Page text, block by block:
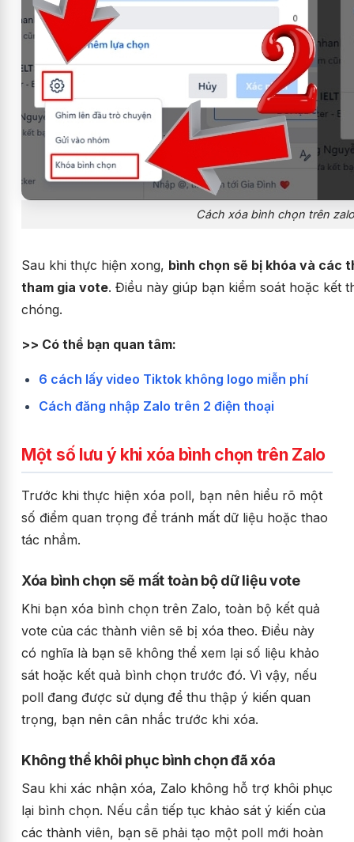
Cách xóa bình chọn trên
Sau khi thực hiện xong, bình chọn sẽ bị khóa và các
tham gia vote. Điều này giúp bạn kiểm soát hoặc kết
chóng.
>> Có thể bạn quan tâm:
6 cách lấy video Tiktok không logo miễn phí
Cách đăng nhập Zalo trên 2 điện thoại
Một số lưu ý khi xóa bình chọn trên Zalo
Trước khi thực hiện xóa poll, bạn nên hiểu rõ một
số điểm quan trọng để tránh mất dữ liệu hoặc thao
tác nhầm.
Xóa bình chọn sẽ mất toàn bộ dữ liệu vote
Khi bạn xóa bình chọn trên Zalo, toàn bộ kết quả
vote của các thành viên sẽ bị xóa theo. Điều này
có nghĩa là bạn sẽ không thể xem lại số liệu khảo
sát hoặc kết quả bình chọn trước đó. Vì vậy, nếu
poll đang được sử dụng để thu thập ý kiến quan
trọng, bạn nên cân nhắc trước khi xóa.
Không thể khôi phục bình chọn đã xóa
Sau khi xác nhận xóa, Zalo không hỗ trợ khôi phục
lại bình chọn. Nếu cần tiếp tục khảo sát ý kiến của
các thành viên, bạn sẽ phải tạo một poll mới hoàn